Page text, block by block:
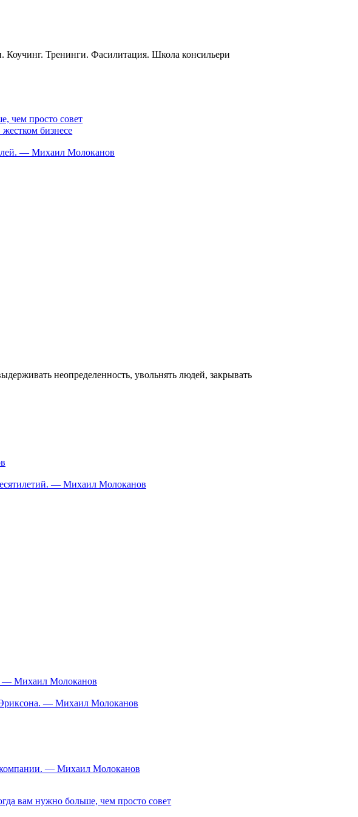
Коучинг. Тренинги. Фасилитация. Школа консильери
чем просто совет
бизнесе
— Михаил Молоканов
неопределенность, увольнять людей, закрывать
— Михаил Молоканов
— Михаил Молоканов
Эриксона. — Михаил Молоканов
компании. — Михаил Молоканов
вам нужно больше, чем просто совет